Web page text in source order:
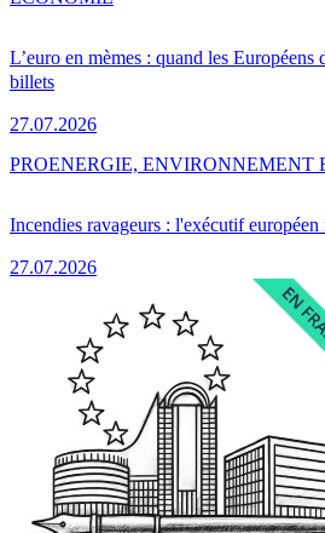
L’euro en mèmes : quand les Européens
billets
27.07.2026
Incendies ravageurs : l'exécutif européen
27.07.2026
PROENERGIE, ENVIRONNEMENT